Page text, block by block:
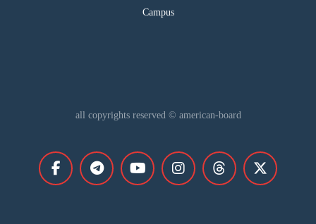
Campus
all copyrights reserved © american-board